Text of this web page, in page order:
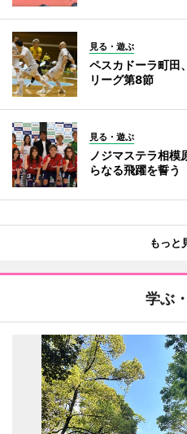
見る・遊ぶ
ペスカドーラ町
リーグ第8節
見る・遊ぶ
ノジマステラ相
らなる飛躍を誓う
もっと
学ぶ